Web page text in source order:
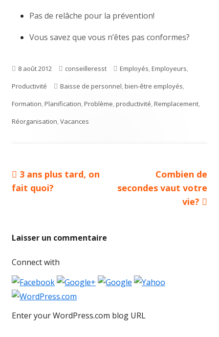
Pas de relâche pour la prévention!
Vous savez que vous n’êtes pas conformes?
Publié
le
8 août 2012 Auteur
conseilleresst Catégories
Employés,Employeurs,
Productivité
Étiquettes
Baisse de personnel,bien-être employés,
Formation,Planification,Problème,productivité,Remplacement,
Réorganisation,Vacances
Navigation
Article
précédent :
3 ans plus tard, on
fait quoi?
Article
suivant :
Combien de
secondes vaut votre
vie?
Laisser un commentaire
Connect with
Enter your WordPress.com blog URL